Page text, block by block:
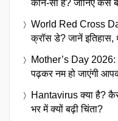
कौन-सा है? जानिए कैसे
World Red Cross
क्रॉस डे? जानें इतिहास,
Mother’s Day 2026:
पढ़कर नम हो जाएंगी
Hantavirus क्या है?
भर में क्यों बढ़ी चिंता?